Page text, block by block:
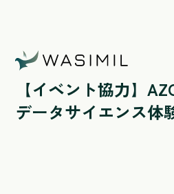
ホームページ/ 【イベント協力
ータサイエンス
【イベント協力】
データサイエンス体